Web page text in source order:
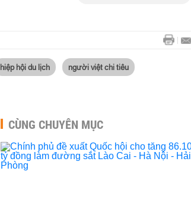
hiệp hội du lịch người việt chi tiêu
CÙNG CHUYÊN MỤC